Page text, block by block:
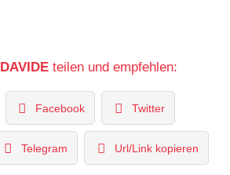
DAVIDEteilen und empfehlen:
Facebook Twitter
Telegram Url/Link kopieren